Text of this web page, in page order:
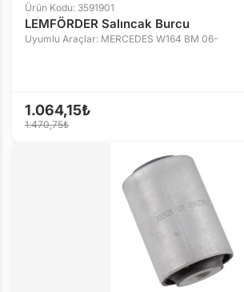
Ürün Kodu: 3591901
LEMFÖRDER Salıncak Burcu
Uyumlu Araçlar: MERCEDES W164 BM 06-
1.064,15₺
1.470,75₺